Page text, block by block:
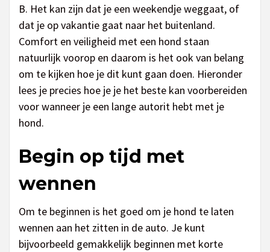
B. Het kan zijn dat je een weekendje weggaat, of
dat je op vakantie gaat naar het buitenland.
Comfort en veiligheid met een hond staan
natuurlijk voorop en daarom is het ook van belang
om te kijken hoe je dit kunt gaan doen. Hieronder
lees je precies hoe je je het beste kan voorbereiden
voor wanneer je een lange autorit hebt met je
hond.
Begin op tijd met
wennen
Om te beginnen is het goed om je hond te laten
wennen aan het zitten in de auto. Je kunt
bijvoorbeeld gemakkelijk beginnen met korte